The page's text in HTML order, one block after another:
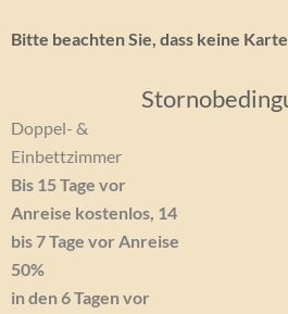
Bitte beachten Sie, dass keine
Doppel- &
Einbettzimmer
Bis 15 Tage vor
Anreise kostenlos, 14
bis 7 Tage vor Anreise
50%
in den 6 Tagen vor